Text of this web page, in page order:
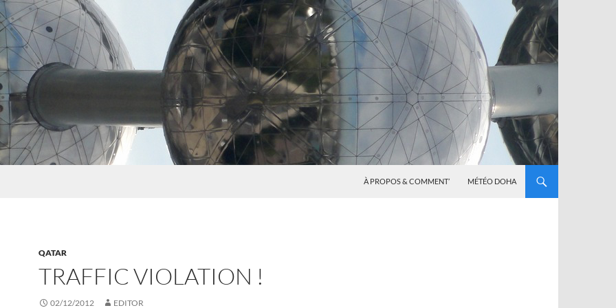
À PROPOS & COMMENT’ MÉTÉO DOHA
QATAR
TRAFFIC VIOLATION !
02/12/2012 EDITOR